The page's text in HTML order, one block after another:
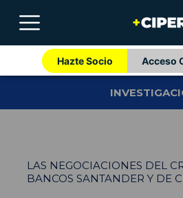
Hazte Socio Acceso
LAS NEGOCIACIONES DEL
BANCOS SANTANDER Y DE